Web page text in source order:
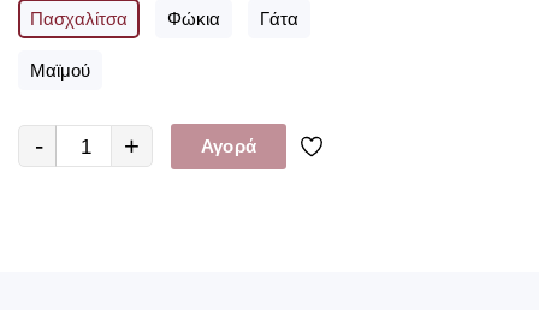
Πασχαλίτσα
Φώκια Γάτα
Μαϊμού
- + Αγορά